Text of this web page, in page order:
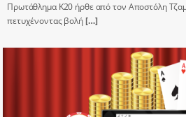
Πρωτάθλημα Κ20 ήρθε από τον Αποστόλη
πετυχένοντας βολή[…]